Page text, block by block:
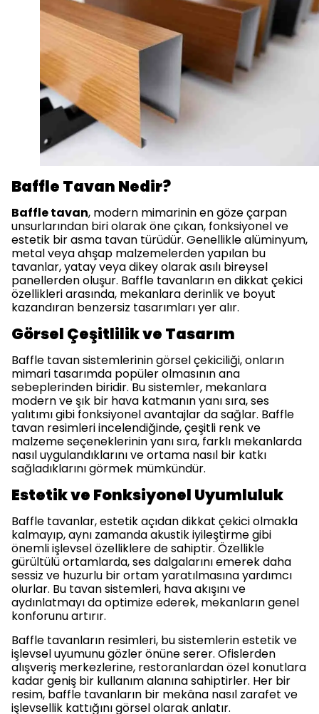
Baffle Tavan Nedir?
Baffle tavan, modern mimarinin en göze çarpan
unsurlarından biri olarak öne çıkan, fonksiyonel ve
estetik bir asma tavan türüdür. Genellikle alüminyum,
metal veya ahşap malzemelerden yapılan bu
tavanlar, yatay veya dikey olarak asılı bireysel
panellerden oluşur. Baffle tavanların en dikkat çekici
özellikleri arasında, mekanlara derinlik ve boyut
kazandıran benzersiz tasarımları yer alır.
Görsel Çeşitlilik ve Tasarım
Baffle tavan sistemlerinin görsel çekiciliği, onların
mimari tasarımda popüler olmasının ana
sebeplerinden biridir. Bu sistemler, mekanlara
modern ve şık bir hava katmanın yanı sıra, ses
yalıtımı gibi fonksiyonel avantajlar da sağlar. Baffle
tavan resimleri incelendiğinde, çeşitli renk ve
malzeme seçeneklerinin yanı sıra, farklı mekanlarda
nasıl uygulandıklarını ve ortama nasıl bir katkı
sağladıklarını görmek mümkündür.
Estetik ve Fonksiyonel Uyumluluk
Baffle tavanlar, estetik açıdan dikkat çekici olmakla
kalmayıp, aynı zamanda akustik iyileştirme gibi
önemli işlevsel özelliklere de sahiptir. Özellikle
gürültülü ortamlarda, ses dalgalarını emerek daha
sessiz ve huzurlu bir ortam yaratılmasına yardımcı
olurlar. Bu tavan sistemleri, hava akışını ve
aydınlatmayı da optimize ederek, mekanların genel
konforunu artırır.
Baffle tavanların resimleri, bu sistemlerin estetik ve
işlevsel uyumunu gözler önüne serer. Ofislerden
alışveriş merkezlerine, restoranlardan özel konutlara
kadar geniş bir kullanım alanına sahiptirler. Her bir
resim, baffle tavanların bir mekâna nasıl zarafet ve
işlevsellik kattığını görsel olarak anlatır.